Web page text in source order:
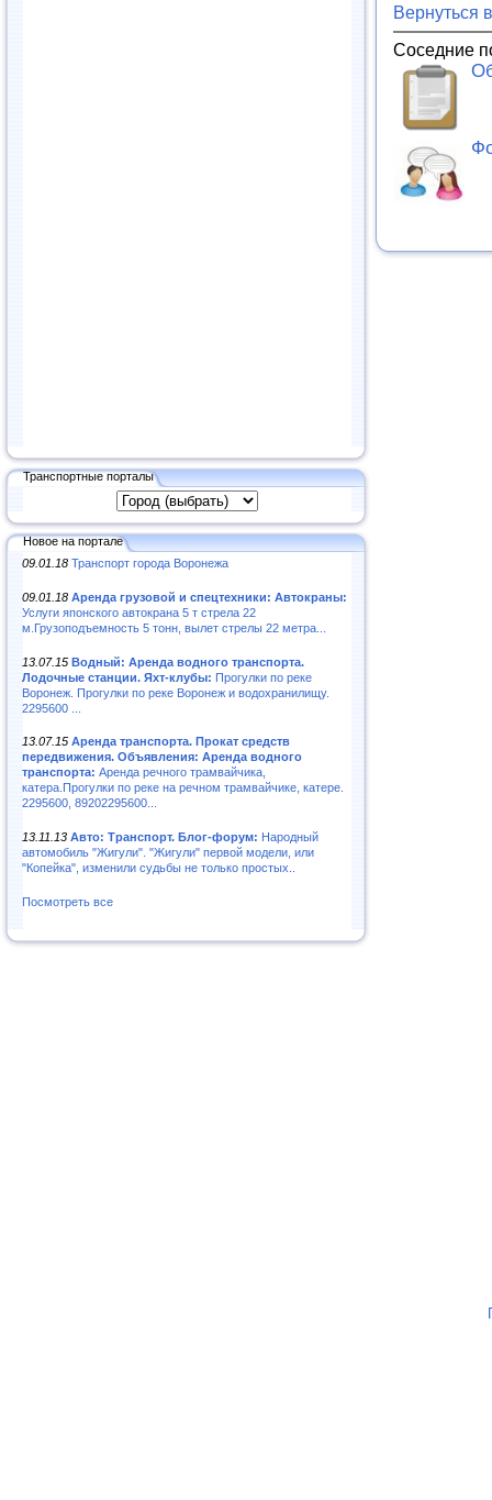
Транспортные порталы
Новое на портале
09.01.18 Транспорт города Воронежа
09.01.18 Аренда грузовой и спецтехники: Автокраны:
Услуги японского автокрана 5 т стрела 22
м.Грузоподъемность 5 тонн, вылет стрелы 22 метра...
13.07.15 Водный: Аренда водного транспорта.
Лодочные станции. Яхт-клубы: Прогулки по реке
Воронеж. Прогулки по реке Воронеж и водохранилищу.
2295600 ...
13.07.15 Аренда транспорта. Прокат средств
передвижения. Объявления: Аренда водного
транспорта: Аренда речного трамвайчика,
катера.Прогулки по реке на речном трамвайчике, катере.
2295600, 89202295600...
13.11.13 Авто: Транспорт. Блог-форум: Народный
автомобиль "Жигули". "Жигули" первой модели, или
"Копейка", изменили судьбы не только простых..
Посмотреть все
Вернуться
Соседние